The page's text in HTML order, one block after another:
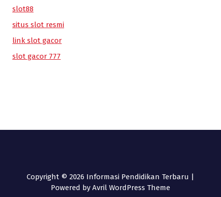
slot88
situs slot resmi
link slot gacor
slot gacor 777
Copyright © 2026 Informasi Pendidikan Terbaru |
Powered by Avril WordPress Theme